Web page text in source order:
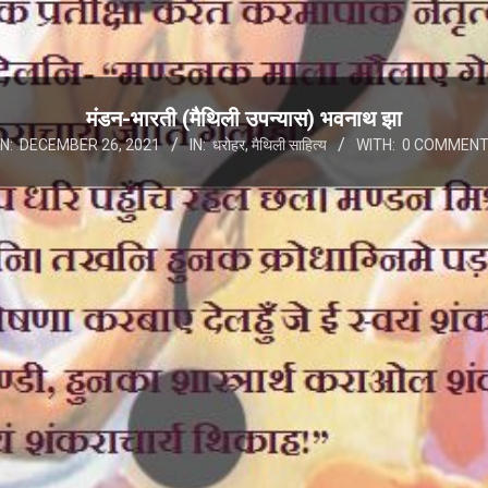
मंडन-भारती (मैथिली उपन्यास) भवनाथ झा
DECEMBER 26, 2021 IN: धरोहर,मैथिली साहित्य WITH: 0